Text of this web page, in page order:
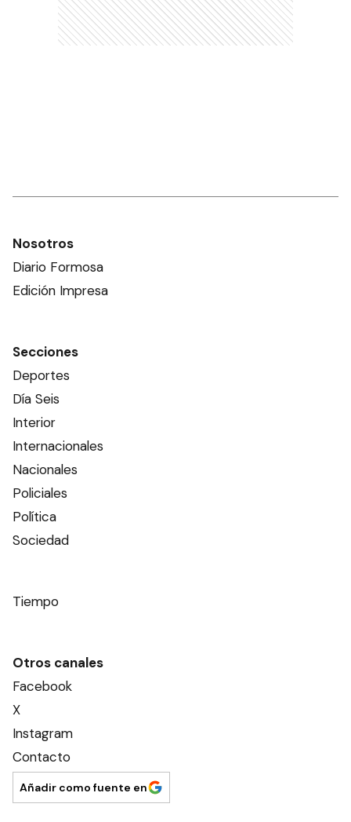
Nosotros
Diario Formosa
Edición Impresa
Secciones
Deportes
Día Seis
Interior
Internacionales
Nacionales
Policiales
Política
Sociedad
Tiempo
Otros canales
Facebook
X
Instagram
Contacto
Añadir como fuente en